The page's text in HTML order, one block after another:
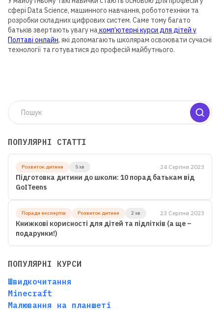
сфері Data Science, машинного навчання, робототехніки та
розробки складних цифрових систем. Саме тому багато
батьків звертають увагу накомп’ютерні курси для дітей у
Полтаві онлайн, які допомагають школярам освоювати сучасні
технології та готуватися до професій майбутнього.
ПОПУЛЯРНІ СТАТТІ
Розвиток дитини 5 хв 24 Серпня 2023
Підготовка дитини до школи: 10 порад батькам від
GoITeens
Поради експертів Розвиток дитини 2 хв 23 Серпня 2023
Книжкові корисності для дітей та підлітків (а ще –
подарунки!)
ПОПУЛЯРНІ КУРСИ
Швидкочитання
Minecraft
Малювання на планшеті